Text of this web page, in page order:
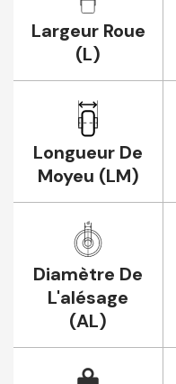
Largeur Roue
(L)
Longueur De
Moyeu (LM)
Diamètre De
L'alésage
(AL)